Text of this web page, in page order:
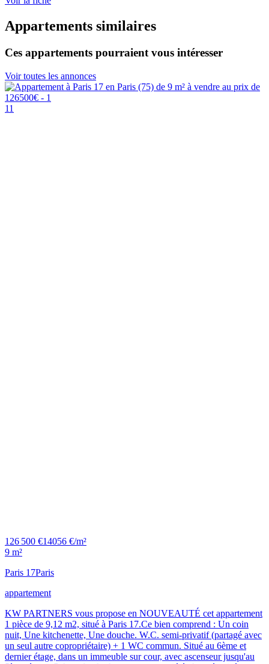
Appartements similaires
Ces appartements pourraient vous intéresser
Voir toutes les annonces
11
126 500 €14056 €/m²
9 m²
Paris 17Paris
appartement
KW PARTNERS vous propose en NOUVEAUTÉ cet appartement
1 pièce de 9,12 m2, situé à Paris 17.Ce bien comprend : Un coin
nuit, Une kitchenette, Une douche. W.C. semi-privatif (partagé avec
un seul autre copropriétaire) + 1 WC commun. Situé au 6ème et
dernier étage, dans un immeuble sur cour, avec ascenseur jusqu'au